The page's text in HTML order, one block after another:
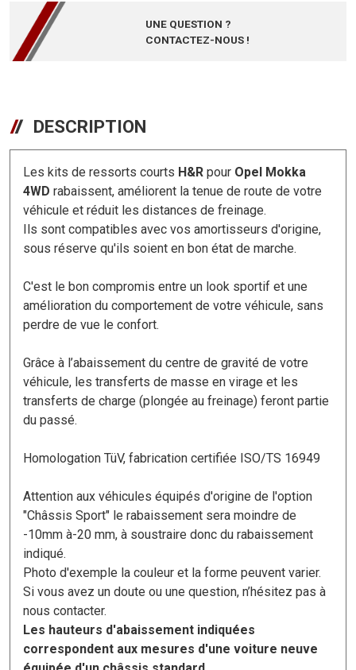
UNE QUESTION ?
CONTACTEZ-NOUS !
DESCRIPTION
Les kits de ressorts courts H&R pour Opel Mokka
4WD rabaissent, améliorent la tenue de route de votre
véhicule et réduit les distances de freinage.
Ils sont compatibles avec vos amortisseurs d'origine,
sous réserve qu'ils soient en bon état de marche.
C'est le bon compromis entre un look sportif et une
amélioration du comportement de votre véhicule, sans
perdre de vue le confort.
Grâce à l’abaissement du centre de gravité de votre
véhicule, les transferts de masse en virage et les
transferts de charge (plongée au freinage) feront partie
du passé.
Homologation TüV, fabrication certifiée ISO/TS 16949
Attention aux véhicules équipés d'origine de l'option
"Châssis Sport" le rabaissement sera moindre de
-10mm à-20 mm, à soustraire donc du rabaissement
indiqué.
Photo d'exemple la couleur et la forme peuvent varier.
Si vous avez un doute ou une question, n’hésitez pas à
nous contacter.
Les hauteurs d'abaissement indiquées
correspondent aux mesures d'une voiture neuve